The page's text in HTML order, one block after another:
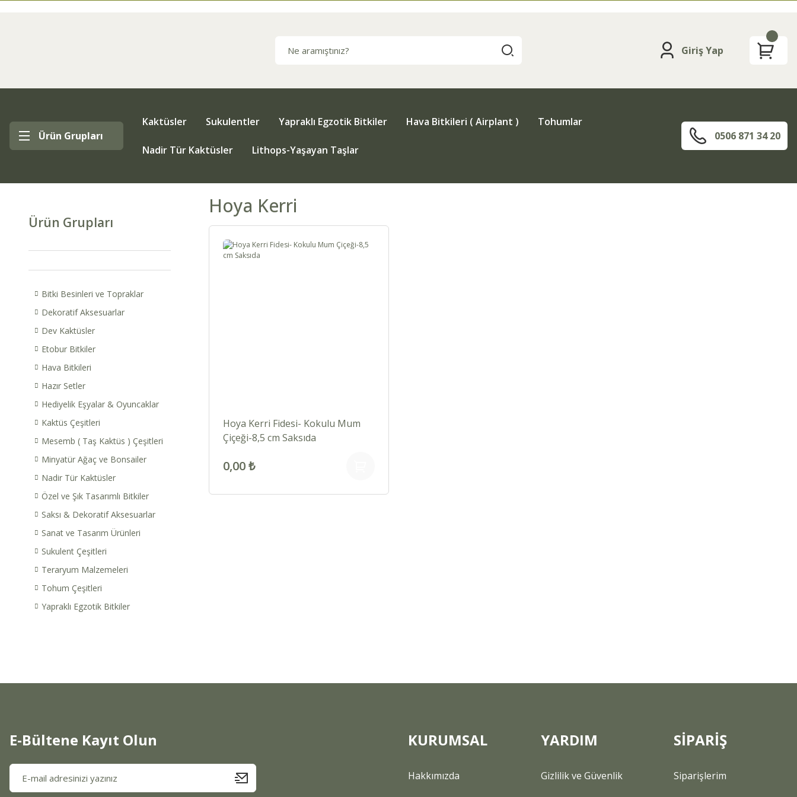
Giriş Yap
Ürün Grupları
Kaktüsler Sukulentler Yapraklı Egzotik Bitkiler Hava Bitkileri ( Airplant ) Tohumlar
Nadir Tür Kaktüsler Lithops-Yaşayan Taşlar
0506 871 34 20
Ürün Grupları
Bitki Besinleri ve Topraklar
Dekoratif Aksesuarlar
Dev Kaktüsler
Etobur Bitkiler
Hava Bitkileri
Hazır Setler
Hediyelik Eşyalar & Oyuncaklar
Kaktüs Çeşitleri
Mesemb ( Taş Kaktüs ) Çeşitleri
Minyatür Ağaç ve Bonsailer
Nadir Tür Kaktüsler
Özel ve Şık Tasarımlı Bitkiler
Saksı & Dekoratif Aksesuarlar
Sanat ve Tasarım Ürünleri
Sukulent Çeşitleri
Teraryum Malzemeleri
Tohum Çeşitleri
Yapraklı Egzotik Bitkiler
Hoya Kerri
Hoya Kerri Fidesi- Kokulu Mum
Çiçeği-8,5 cm Saksıda
0,00 ₺
E-Bültene Kayıt Olun KURUMSAL
Hakkımızda
YARDIM
Gizlilik ve Güvenlik
SİPARİŞ
Siparişlerim